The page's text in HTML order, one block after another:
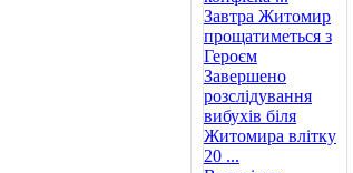
Завтра Житомир
прощатиметься з
Героєм
Завершено
розслідування
вибухів біля
Житомира влітку
20 ...